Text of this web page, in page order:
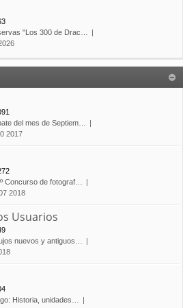
"Los 300 de Drac…
del mes de Septiem…
2017
Concurso de fotograf…
07 2018
Usuarios
nuevos y antiguos…
Historia, unidades…